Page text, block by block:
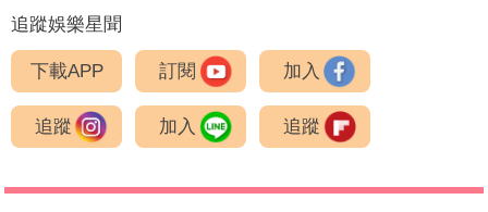
追蹤娛樂星聞
下載APP 訂閱 加入
追蹤 加入 追蹤